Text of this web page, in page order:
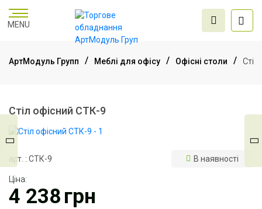
MENU
обладнання
проектування
АртМодуль Групп Меблі для офісу Офісні столи
Стіл офісний СТК-9
арт. : СТК-9 В наявності
Ціна:
4 238грн